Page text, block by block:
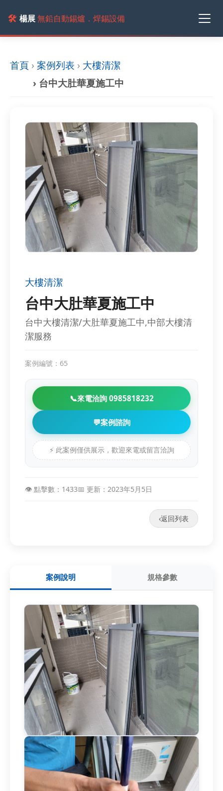
🛠️ 楊展無鉛自動錫爐．焊錫設備
首頁 › 案例列表 › 大樓清潔
› 台中大肚華夏施工中
大樓清潔
台中大肚華夏施工中
台中大樓清潔/大肚華夏施工中,中部大樓清
潔服務
案例編號：65
📞來電洽詢 0985818232
💬案例諮詢
⚡ 此案例僅供展示，歡迎來電或留言洽詢
👁️ 點擊數：1433📅 更新：2023年5月5日
‹返回列表
案例說明 規格參數